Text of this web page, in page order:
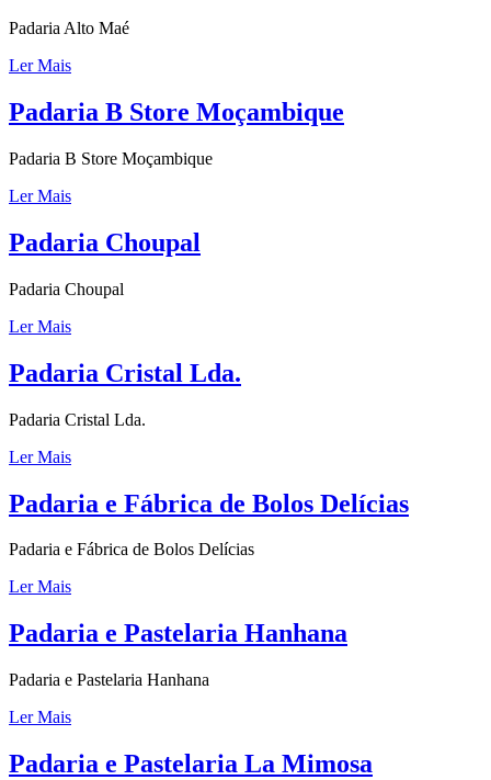
Padaria Alto Maé
Ler Mais
Padaria B Store Moçambique
Padaria B Store Moçambique
Ler Mais
Padaria Choupal
Padaria Choupal
Ler Mais
Padaria Cristal Lda.
Padaria Cristal Lda.
Ler Mais
Padaria e Fábrica de Bolos Delícias
Padaria e Fábrica de Bolos Delícias
Ler Mais
Padaria e Pastelaria Hanhana
Padaria e Pastelaria Hanhana
Ler Mais
Padaria e Pastelaria La Mimosa